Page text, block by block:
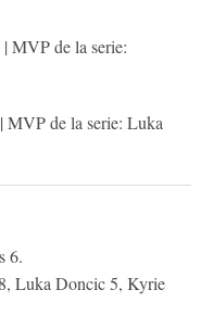
MVP de la serie:
MVP de la serie: Luka
6.
Luka Doncic 5, Kyrie